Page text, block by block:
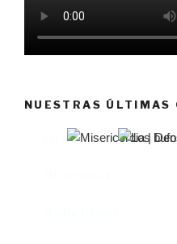
NUESTRAS ÚLTIMAS
El castillo de Lindabridis